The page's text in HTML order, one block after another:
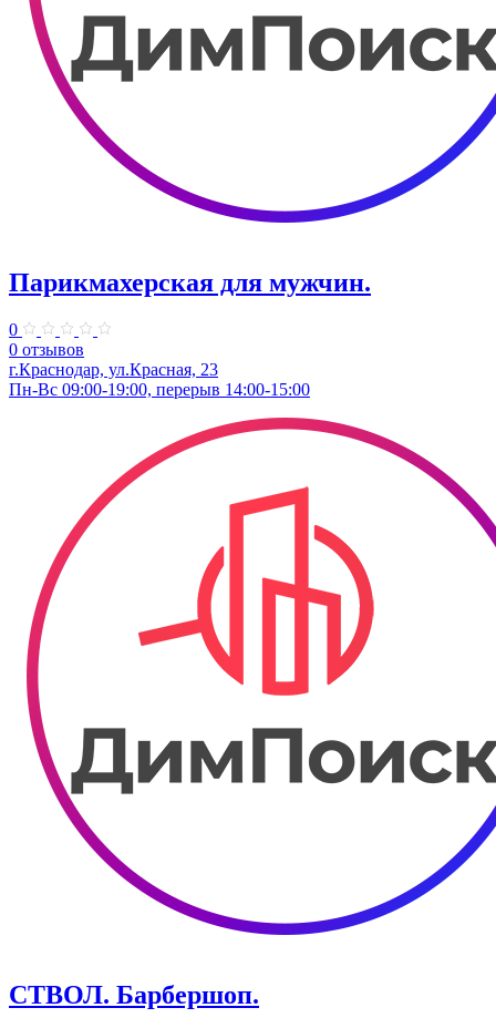
Парикмахерская для мужчин.
0
0 отзывов
г.Краснодар, ул.Красная, 23
Пн-Вс 09:00-19:00, перерыв 14:00-15:00
СТВОЛ. Барбершоп.